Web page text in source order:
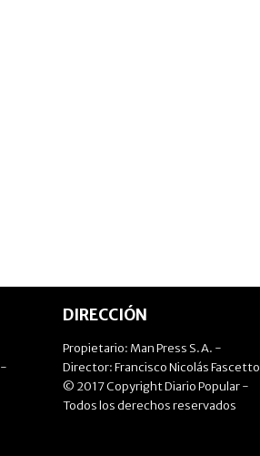
DIRECCIÓN
Propietario: Man Press S.A. -
Director: Francisco Nicolás Fascetto
© 2017 Copyright Diario Popular -
Todos los derechos reservados